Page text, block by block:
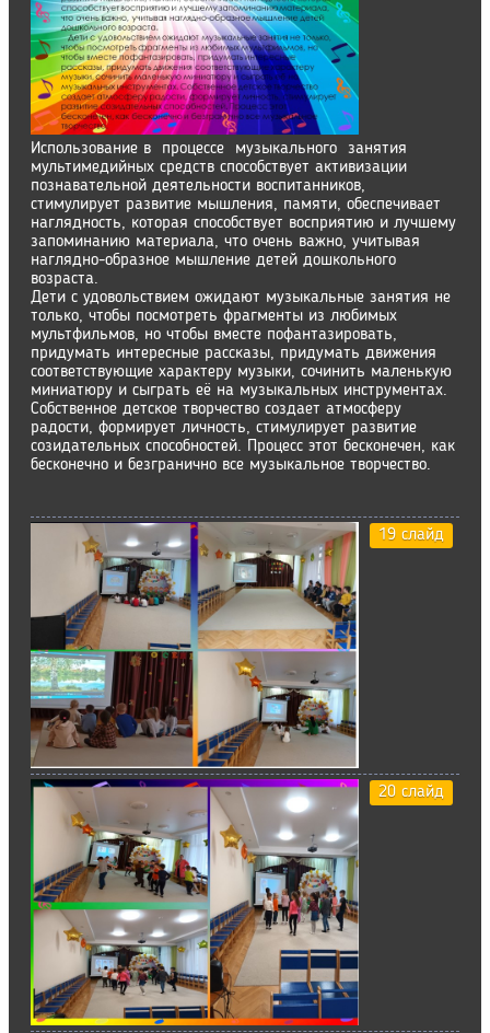
Использование в процессе музыкального занятия
мультимедийных средств способствует активизации
познавательной деятельности воспитанников,
стимулирует развитие мышления, памяти, обеспечивает
наглядность, которая способствует восприятию и лучшему
запоминанию материала, что очень важно, учитывая
наглядно-образное мышление детей дошкольного
возраста.
Дети с удовольствием ожидают музыкальные занятия не
только, чтобы посмотреть фрагменты из любимых
мультфильмов, но чтобы вместе пофантазировать,
придумать интересные рассказы, придумать движения
соответствующие характеру музыки, сочинить маленькую
миниатюру и сыграть её на музыкальных инструментах.
Собственное детское творчество создает атмосферу
радости, формирует личность, стимулирует развитие
созидательных способностей. Процесс этот бесконечен, как
бесконечно и безгранично все музыкальное творчество.
19 слайд
20 слайд